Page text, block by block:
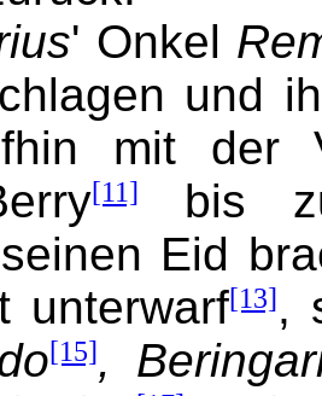
' Onkel
und
mit der
[11]
bis
Eid
unterwarf[13],
[15],